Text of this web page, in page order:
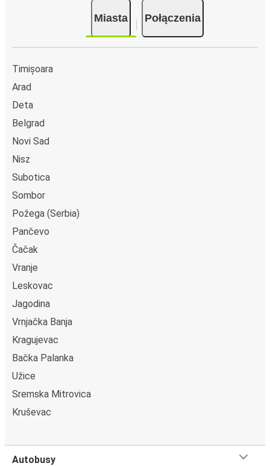
Miasta Połączenia
Timișoara
Arad
Deta
Belgrad
Novi Sad
Nisz
Subotica
Sombor
Požega (Serbia)
Pančevo
Čačak
Vranje
Leskovac
Jagodina
Vrnjačka Banja
Kragujevac
Bačka Palanka
Užice
Sremska Mitrovica
Kruševac
Autobusy